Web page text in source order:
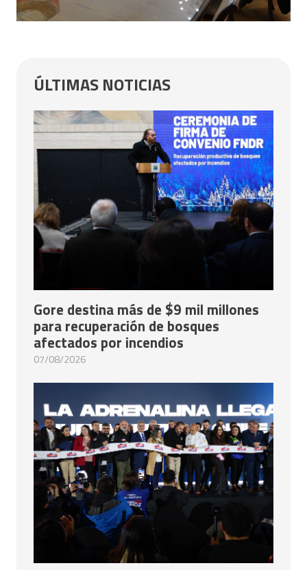
ÚLTIMAS NOTICIAS
Gore destina más de $9 mil millones
para recuperación de bosques
afectados por incendios
07/08/2026